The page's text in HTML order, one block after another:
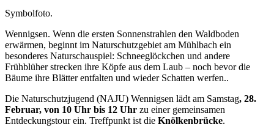
Symbolfoto.
Wennigsen. Wenn die ersten Sonnenstrahlen den Waldboden
erwärmen, beginnt im Naturschutzgebiet am Mühlbach ein
besonderes Naturschauspiel: Schneeglöckchen und andere
Frühblüher strecken ihre Köpfe aus dem Laub – noch bevor die
Bäume ihre Blätter entfalten und wieder Schatten werfen..
Die Naturschutzjugend (NAJU) Wennigsen lädt am Samstag, 28.
Februar, von 10 Uhr bis 12 Uhr zu einer gemeinsamen
Entdeckungstour ein. Treffpunkt ist die Knölkenbrücke.